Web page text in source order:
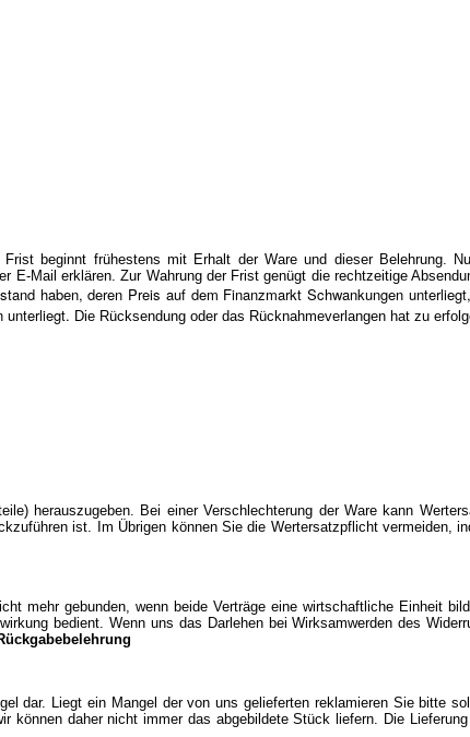
beginnt frühestens mit Erhalt der Ware und dieser Belehrung.
Mail erklären. Zur Wahrung der Frist genügt die rechtzeitige
haben, deren Preis auf dem Finanzmarkt Schwankungen
unterliegt. Die Rücksendung oder das Rücknahmeverlangen hat zu
herauszugeben. Bei einer Verschlechterung der Ware kann
ist. Im Übrigen können Sie die Wertersatzpflicht vermeiden,
mehr gebunden, wenn beide Verträge eine wirtschaftliche Einheit
bedient. Wenn uns das Darlehen bei Wirksamwerden des
dar. Liegt ein Mangel der von uns gelieferten reklamieren Sie bitte
können daher nicht immer das abgebildete Stück liefern. Die